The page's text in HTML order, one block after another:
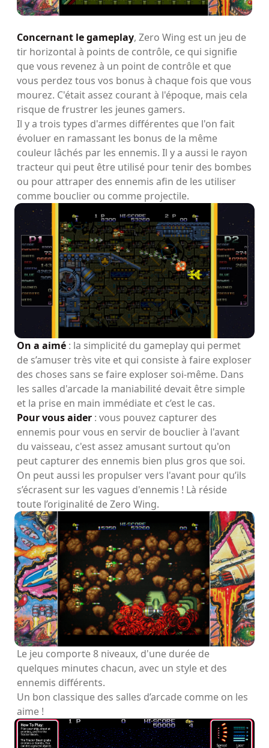
Concernant le gameplay, Zero Wing est un jeu de
tir horizontal à points de contrôle, ce qui signifie
que vous revenez à un point de contrôle et que
vous perdez tous vos bonus à chaque fois que vous
mourez. C'était assez courant à l'époque, mais cela
risque de frustrer les jeunes gamers.
Il y a trois types d'armes différentes que l'on fait
évoluer en ramassant les bonus de la même
couleur lâchés par les ennemis. Il y a aussi le rayon
tracteur qui peut être utilisé pour tenir des bombes
ou pour attraper des ennemis afin de les utiliser
comme bouclier ou comme projectile.
On a aimé : la simplicité du gameplay qui permet
de s’amuser très vite et qui consiste à faire exploser
des choses sans se faire exploser soi-même. Dans
les salles d'arcade la maniabilité devait être simple
et la prise en main immédiate et c’est le cas.
Pour vous aider : vous pouvez capturer des
ennemis pour vous en servir de bouclier à l'avant
du vaisseau, c'est assez amusant surtout qu'on
peut capturer des ennemis bien plus gros que soi.
On peut aussi les propulser vers l'avant pour qu’ils
s’écrasent sur les vagues d'ennemis ! Là réside
toute l’originalité de Zero Wing.
Le jeu comporte 8 niveaux, d'une durée de
quelques minutes chacun, avec un style et des
ennemis différents.
Un bon classique des salles d’arcade comme on les
aime !